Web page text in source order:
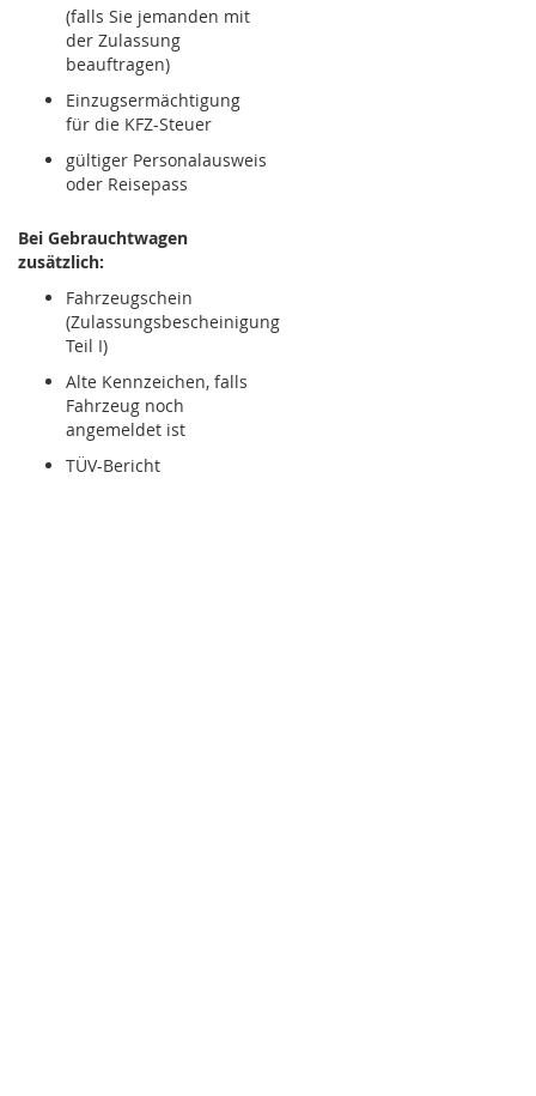
(falls Sie jemanden mit
der Zulassung
beauftragen)
Einzugsermächtigung
für die KFZ-Steuer
gültiger Personalausweis
oder Reisepass
Bei Gebrauchtwagen
zusätzlich:
Fahrzeugschein
(Zulassungsbescheinigung
Teil I)
Alte Kennzeichen, falls
Fahrzeug noch
angemeldet ist
TÜV-Bericht